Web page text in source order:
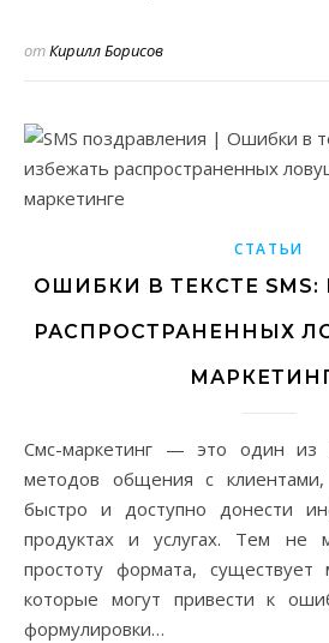
отКирилл Борисов
СТАТЬИ
ОШИБКИ В ТЕКСТЕ
РАСПРОСТРАНЕННЫХ
Смс-маркетинг — это один из самых эффективных
методов общения с клиентами,
быстро и доступно донести
продуктах и услугах. Тем не
простоту формата, существует
которые могут привести к
формулировки…